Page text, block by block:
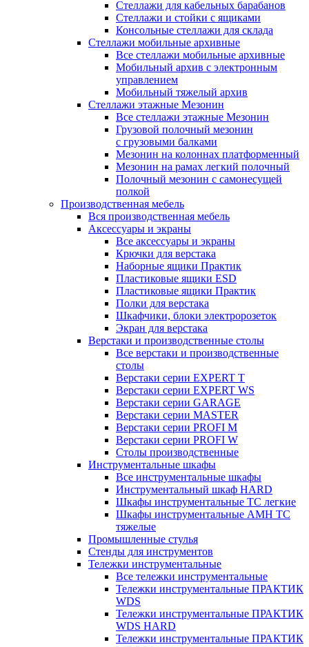
Стеллажи для кабельных барабанов
Стеллажи и стойки с ящиками
Консольные стеллажи для склада
Стеллажи мобильные архивные
Все стеллажи мобильные архивные
Мобильный архив с электронным
управлением
Мобильный тяжелый архив
Стеллажи этажные Мезонин
Все стеллажи этажные Мезонин
Грузовой полочный мезонин
с грузовыми балками
Мезонин на колоннах платформенный
Мезонин на рамах легкий полочный
Полочный мезонин с самонесущей
полкой
Производственная мебель
Вся производственная мебель
Аксессуары и экраны
Все аксессуары и экраны
Крючки для верстака
Наборные ящики Практик
Пластиковые ящики ESD
Пластиковые ящики Практик
Полки для верстака
Шкафчики, блоки электророзеток
Экран для верстака
Верстаки и производственные столы
Все верстаки и производственные
столы
Верстаки серии EXPERT T
Верстаки серии EXPERT WS
Верстаки серии GARAGE
Верстаки серии MASTER
Верстаки серии PROFI M
Верстаки серии PROFI W
Столы производственные
Инструментальные шкафы
Все инструментальные шкафы
Инструментальный шкаф HARD
Шкафы инструментальные ТС легкие
Шкафы инструментальные AMH TC
тяжелые
Промышленные стулья
Стенды для инструментов
Тележки инструментальные
Все тележки инструментальные
Тележки инструментальные ПРАКТИК
WDS
Тележки инструментальные ПРАКТИК
WDS HARD
Тележки инструментальные ПРАКТИК